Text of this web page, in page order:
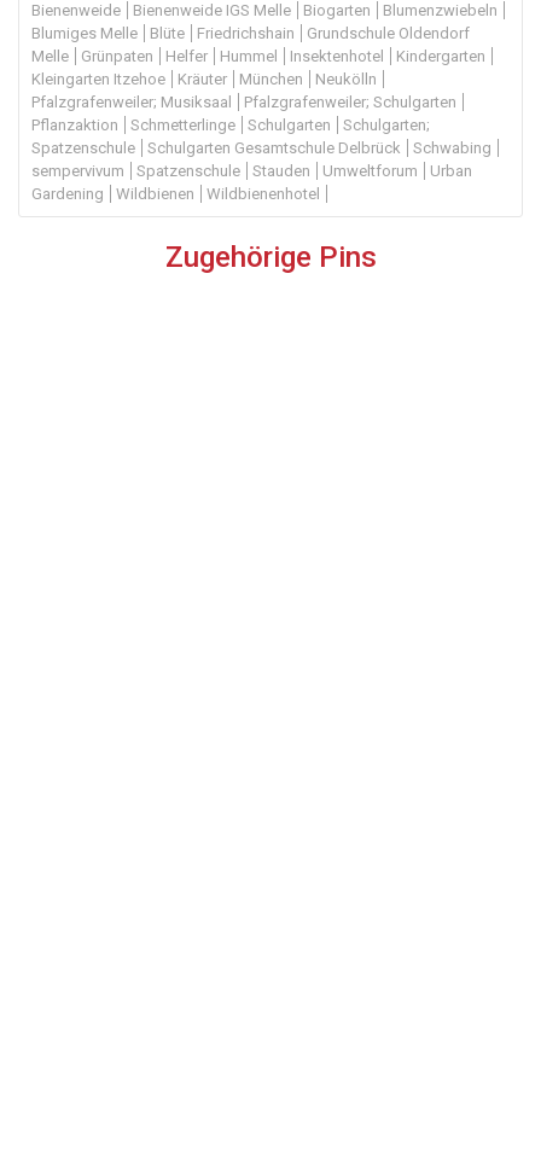
Bienenweide
Bienenweide IGS Melle Biogarten
Blumenzwiebeln
Blumiges Melle
Blüte Friedrichshain
Grundschule Oldendorf
Melle
Grünpaten Helfer Hummel Insektenhotel
Kindergarten
Kleingarten Itzehoe
Kräuter München
Neukölln
Pfalzgrafenweiler; Musiksaal
Pfalzgrafenweiler; Schulgarten
Pflanzaktion
Schmetterlinge Schulgarten
Schulgarten;
Spatzenschule
Schulgarten Gesamtschule Delbrück
Schwabing
sempervivum
Spatzenschule Stauden Umweltforum
Urban
Gardening
Wildbienen Wildbienenhotel
Zugehörige Pins